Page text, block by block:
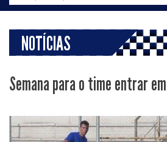
NOTÍCIAS
Semana para o time entrar